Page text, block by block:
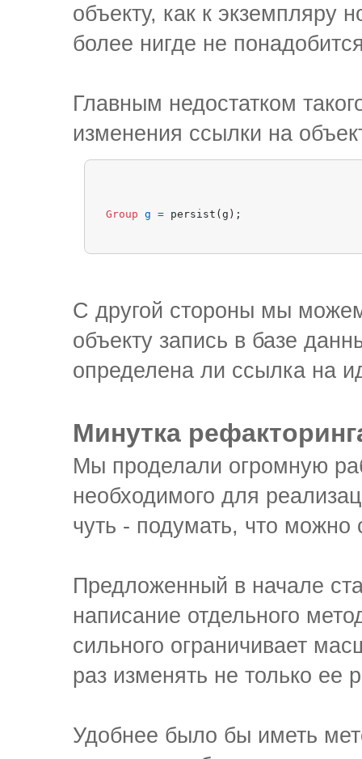
объекту, как к экземпляру
более нигде не
Главным недостатком
изменения ссылки на
Group g =
С другой стороны мы можем
объекту запись в базе
определена ли ссылка на
Минутка
Мы проделали огромную
необходимого для
чуть - подумать, что
Предложенный в начале
написание отдельного
сильного ограничивает
раз изменять не только
Удобнее было бы иметь